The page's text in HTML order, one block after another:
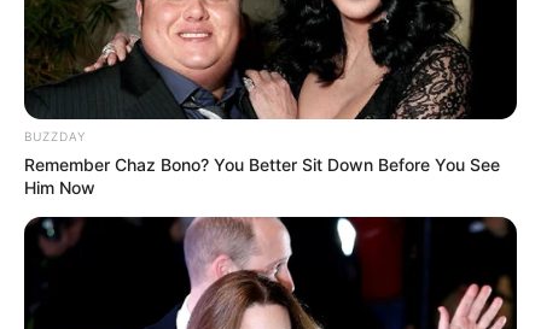
BUZZDAY
Remember Chaz Bono? You Better Sit Down Before You See
Him Now